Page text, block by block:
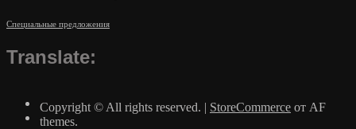
Специальные предложения
Translate:
Copyright © All rights reserved. | StoreCommerce от AF
themes.